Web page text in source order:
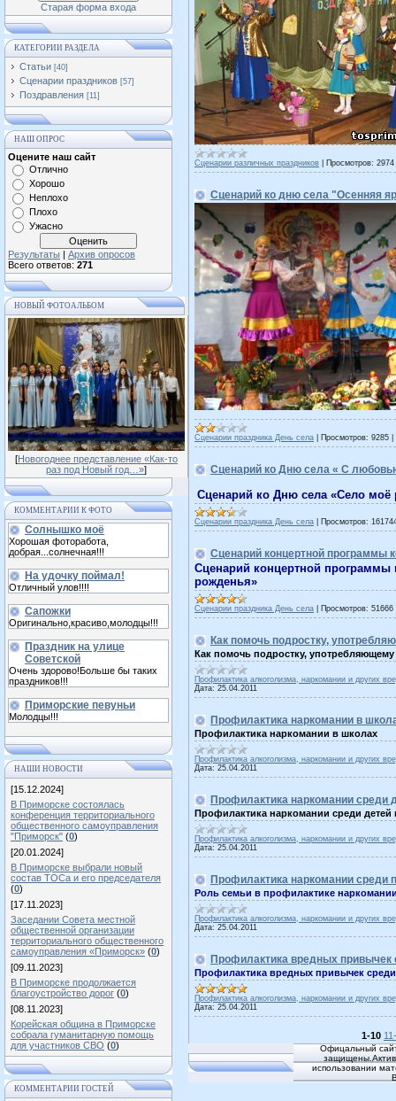
Старая форма входа
КАТЕГОРИИ РАЗДЕЛА
Статьи [40]
Сценарии праздников [57]
Поздравления [11]
НАШ ОПРОС
Оцените наш сайт
Отлично
Хорошо
Неплохо
Плохо
Ужасно
Результаты | Архив опросов
Всего ответов: 271
НОВЫЙ ФОТОАЛЬБОМ
[Новогоднее представление «Как-то
раз под Новый год…»]
КОММЕНТАРИИ К ФОТО
Солнышко моё
Хорошая фоторабота,
добрая...солнечная!!!
На удочку поймал!
Отличный улов!!!!
Сапожки
Оригинально,красиво,молодцы!!!
Праздник на улице
Советской
Очень здорово!Больше бы таких
праздников!!!
Приморские певуньи
Молодцы!!!
НАШИ НОВОСТИ
[15.12.2024]
В Приморске состоялась
конференция территориального
общественного самоуправления
"Приморск" (0)
[20.01.2024]
В Приморске выбрали новый
состав ТОСа и его председателя
(0)
[17.11.2023]
Заседании Совета местной
общественной организации
территориального общественного
самоуправления «Приморск» (0)
[09.11.2023]
В Приморске продолжается
благоустройство дорог (0)
[08.11.2023]
Корейская община в Приморске
собрала гуманитарную помощь
для участников СВО (0)
КОММЕНТАРИИ ГОСТЕЙ
Сценарии различных праздников Просмотров: 2974
Сценарий ко дню села "Осенняя
Сценарии праздника День села Просмотров: 9285
Сценарий ко Дню села « С
Сценарий ко Дню села «Село
Сценарии праздника День села Просмотров:
Сценарий концертной программы
Сценарий концертной программы
рожденья»
Сценарии праздника День села Просмотров: 51666
Как помочь подростку,
Как помочь подростку, употребляющему
Профилактика алкоголизма, наркомании и других
Дата: 25.04.2011
Профилактика наркомании в
Профилактика наркомании в школах
Профилактика алкоголизма, наркомании и других
Дата: 25.04.2011
Профилактика наркомании среди
Профилактика наркомании среди детей
Профилактика алкоголизма, наркомании и других
Дата: 25.04.2011
Профилактика наркомании среди
Роль семьи в профилактике
Профилактика алкоголизма, наркомании и других
Дата: 25.04.2011
Профилактика вредных привычек
Профилактика вредных привычек
Профилактика алкоголизма, наркомании и других
Дата: 25.04.2011
1-10
Офицальный
использовании